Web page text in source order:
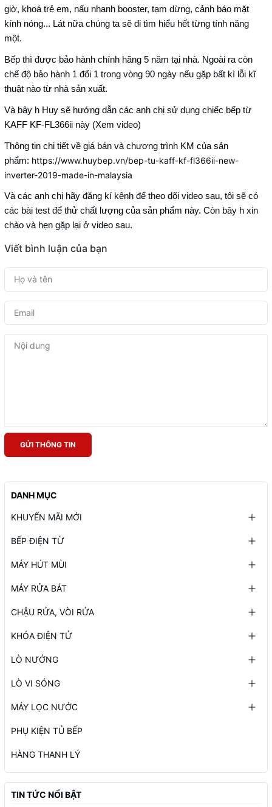
giờ, khoá trẻ em, nấu nhanh booster, tạm dừng, cảnh báo mặt
kính nóng... Lát nữa chúng ta sẽ đi tìm hiểu hết từng tính năng
một.
Bếp thì được bảo hành chính hãng 5 năm tại nhà. Ngoài ra còn
chế độ bảo hành 1 đổi 1 trong vòng 90 ngày nếu gặp bất kì lỗi kĩ
thuật nào từ nhà sản xuất.
Và bây h Huy sẽ hướng dẫn các anh chị sử dụng chiếc bếp từ
KAFF KF-FL366ii này (Xem video)
Thông tin chi tiết về giá bán và chương trình KM của sản
phẩm: https://www.huybep.vn/bep-tu-kaff-kf-fl366ii-new-
inverter-2019-made-in-malaysia
Và các anh chị hãy đăng kí kênh để theo dõi video sau, tôi sẽ có
các bài test để thử chất lượng của sản phẩm này. Còn bây h xin
chào và hẹn gặp lại ở video sau.
Viết bình luận của bạn
GỬI THÔNG TIN
DANH MỤC
KHUYẾN MÃI MỚI
BẾP ĐIỆN TỪ
MÁY HÚT MÙI
MÁY RỬA BÁT
CHẬU RỬA, VÒI RỬA
KHÓA ĐIỆN TỬ
LÒ NƯỚNG
LÒ VI SÓNG
MÁY LỌC NƯỚC
PHỤ KIỆN TỦ BẾP
HÀNG THANH LÝ
TIN TỨC NỔI BẬT